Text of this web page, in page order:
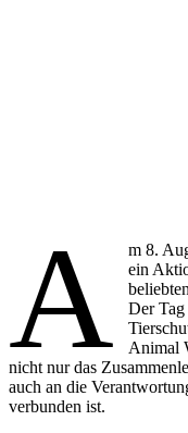
A
m 8.
ein
Der
Animal
nicht nur das
auch an die
verbunden ist.